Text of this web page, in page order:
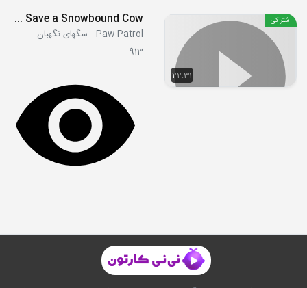
22:31
اشتراکی S08E1-2 - Pups Save a Runaway Rooster - Pups Save a Snowbound Cow
Paw Patrol - سگهای نگهبان
913